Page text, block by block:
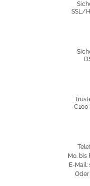
SSL/
€100
Mo. bis
E-